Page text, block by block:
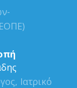
Ιατρικό